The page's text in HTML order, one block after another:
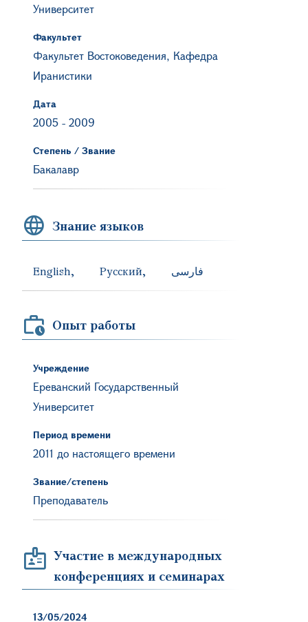
Университет
Факультет
Факультет Востоковедения, Кафедра
Иранистики
Дата
2005 - 2009
Степень / Звание
Бакалавр
Знание языков
English Русский فارسی
Опыт работы
Учреждение
Ереванский Государственный
Университет
Период времени
2011 до настоящего времени
Звание/степень
Преподаватель
Участие в международных
конференциях и семинарах
13/05/2024